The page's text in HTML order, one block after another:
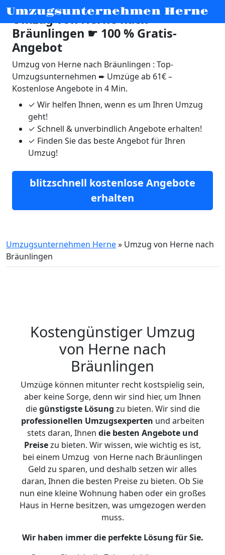
Umzugsunternehmen Herne
Umzug von Herne nach
Bräunlingen ☛ 100 % Gratis-
Angebot
Umzug von Herne nach Bräunlingen : Top-
Umzugsunternehmen ➨ Umzüge ab 61€ –
Kostenlose Angebote in 4 Min.
✓ Wir helfen Ihnen, wenn es um Ihren Umzug
geht!
✓ Schnell & unverbindlich Angebote erhalten!
✓ Finden Sie das beste Angebot für Ihren
Umzug!
blitzschnell kostenlose Angebote
erhalten
Umzugsunternehmen Herne» Umzug von Herne nach
Bräunlingen
Kostengünstiger Umzug
von Herne nach
Bräunlingen
Umzüge können mitunter recht kostspielig sein,
aber keine Sorge, denn wir sind hier, um Ihnen
diegünstigste Lösung zu bieten. Wir sind die
professionellen Umzugsexperten und arbeiten
stets daran, Ihnen die besten Angebote und
Preisezu bieten. Wir wissen, wie wichtig es ist,
bei einem Umzug von Herne nach Bräunlingen
Geld zu sparen, und deshalb setzen wir alles
daran, Ihnen die besten Preise zu bieten. Ob Sie
nun eine kleine Wohnung haben oder ein großes
Haus in Herne besitzen, was umgezogen werden
muss.
Wir haben immer die perfekte Lösung für Sie.